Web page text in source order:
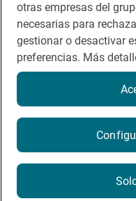
Reserva una mesa
Por favor, contacta
Política de privacidad
Condiciones del servicio
© Repsol S.A. 2000- 2026
otras empresas del
necesarias para
gestionar o desactivar
preferencias. Más